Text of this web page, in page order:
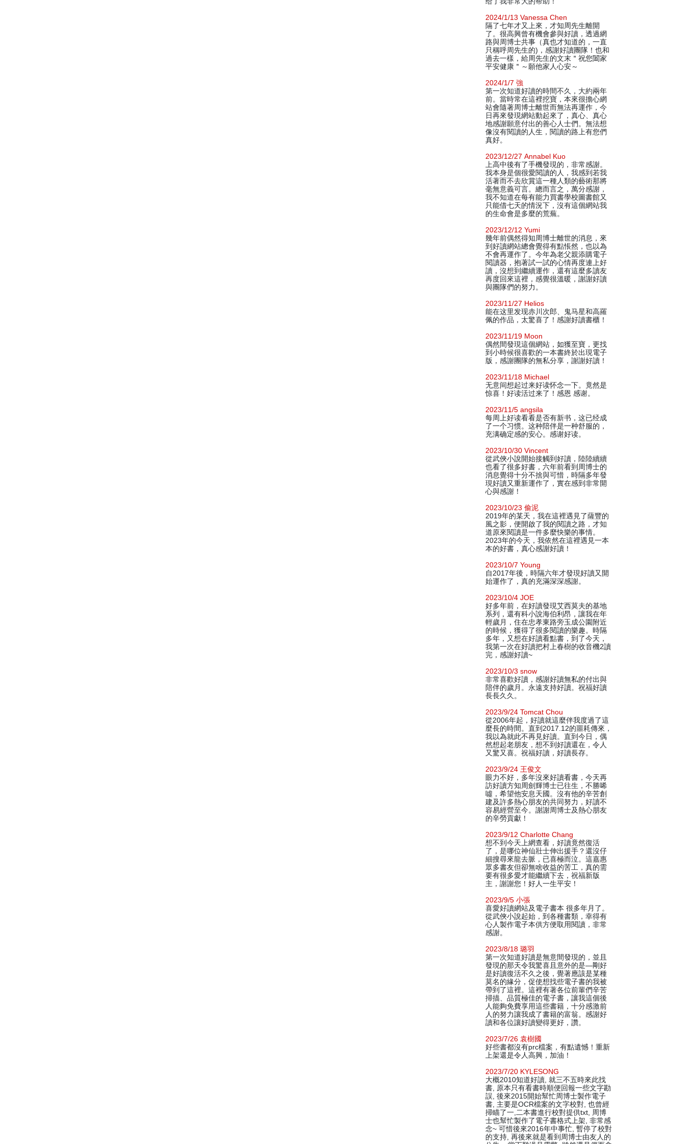
2024/1/13 Vanessa Chen
隔了七年才又上來，才知周先生離開
了。很高興曾有機會參與好讀，透過網
路與周博士共事（真也才知道的，一直
只稱呼周先生的)，感謝好讀團隊！也和
過去一樣，給周先生的文末＂祝您闔家
平安健康＂～願他家人心安～
2024/1/7 強
第一次知道好讀的時間不久，大約兩年
前。當時常在這裡挖寶，本來很擔心網
站會隨著周博士離世而無法再運作，今
日再來發現網站動起來了，真心、真心
地感謝願意付出的善心人士們。無法想
像沒有閱讀的人生，閱讀的路上有您們
真好。
2023/12/27 Annabel Kuo
上高中後有了手機發現的，非常感謝。
我本身是個很愛閱讀的人，我感到若我
活著而不去欣賞這一種人類的藝術那將
毫無意義可言。總而言之，萬分感謝，
我不知道在每有能力買書學校圖書館又
只能借七天的情況下，沒有這個網站我
的生命會是多麼的荒蕪。
2023/12/12 Yumi
幾年前偶然得知周博士離世的消息，來
到好讀網站總會覺得有點悵然，也以為
不會再運作了。今年為老父親添購電子
閱讀器，抱著試一試的心情再度連上好
讀，沒想到繼續運作，還有這麼多讀友
再度回來這裡，感覺很溫暖，謝謝好讀
與團隊們的努力。
2023/11/27 Helios
能在这里发现赤川次郎、鬼马星和高羅
佩的作品，太驚喜了！感謝好讀書櫃！
2023/11/19 Moon
偶然間發現這個網站，如獲至寶，更找
到小時候很喜歡的一本書終於出現電子
版，感謝團隊的無私分享，謝謝好讀！
2023/11/18 Michael
无意间想起过来好读怀念一下。竟然是
惊喜！好读活过来了！感恩 感谢。
2023/11/5 angsila
每周上好读看看是否有新书，这已经成
了一个习惯。这种陪伴是一种舒服的，
充满确定感的安心。感谢好读。
2023/10/30 Vincent
從武俠小說開始接觸到好讀，陸陸續續
也看了很多好書，六年前看到周博士的
消息覺得十分不捨與可惜，時隔多年發
現好讀又重新運作了，實在感到非常開
心與感謝！
2023/10/23 偷泥
2019年的某天，我在這裡遇見了薩豐的
風之影，便開啟了我的閱讀之路，才知
道原來閱讀是一件多麼快樂的事情。
2023年的今天，我依然在這裡遇見一本
本的好書，真心感謝好讀！
2023/10/7 Young
自2017年後，時隔六年才發現好讀又開
始運作了，真的充滿深深感謝。
2023/10/4 JOE
好多年前，在好讀發現艾西莫夫的基地
系列，還有科小說海伯利昂，讓我在年
輕歲月，住在忠孝東路旁玉成公園附近
的時候，獲得了很多閱讀的樂趣。時隔
多年，又想在好讀看點書，到了今天，
我第一次在好讀把村上春樹的收音機2讀
完，感謝好讀~
2023/10/3 snow
非常喜歡好讀，感謝好讀無私的付出與
陪伴的歲月。永遠支持好讀。祝福好讀
長長久久。
2023/9/24 Tomcat Chou
從2006年起，好讀就這麼伴我度過了這
麼長的時間。直到2017.12的噩耗傳來，
我以為就此不再見好讀。直到今日，偶
然想起老朋友，想不到好讀還在，令人
又驚又喜。祝福好讀，好讀長存。
2023/9/24 王俊文
眼力不好，多年沒來好讀看書，今天再
訪好讀方知周劍輝博士已往生，不勝唏
噓，希望他安息天國。沒有他的辛苦創
建及許多熱心朋友的共同努力，好讀不
容易經營至今。謝謝周博士及熱心朋友
的辛勞貢獻！
2023/9/12 Charlotte Chang
想不到今天上網查看，好讀竟然復活
了，是哪位神仙壯士伸出援手？還沒仔
細搜尋來龍去脈，已喜極而泣。這嘉惠
眾多書友但卻無啥收益的苦工，真的需
要有很多愛才能繼續下去，祝福新版
主，謝謝您！好人一生平安！
2023/9/5 小張
喜愛好讀網站及電子書本 很多年月了。
從武俠小說起始，到各種書類，幸得有
心人製作電子本供方便取用閱讀，非常
感謝。
2023/8/18 璐羽
第一次知道好讀是無意間發現的，並且
發現的那天令我驚喜且意外的是—剛好
是好讀復活不久之後，覺著應該是某種
莫名的緣分，促使想找些電子書的我被
帶到了這裡。這裡有著各位前輩們辛苦
掃描、品質極佳的電子書，讓我這個後
人能夠免費享用這些書籍，十分感激前
人的努力讓我成了書籍的富翁。感謝好
讀和各位讓好讀變得更好，讚。
2023/7/26 袁樹國
好些書都沒有prc檔案，有點遺憾！重新
上架還是令人高興，加油！
2023/7/20 KYLESONG
大概2010知道好讀, 就三不五時來此找
書, 原本只有看書時順便回報一些文字勘
誤, 後來2015開始幫忙周博士製作電子
書, 主要是OCR檔案的文字校對, 也曾經
掃瞄了一,二本書進行校對提供txt, 周博
士也幫忙製作了電子書格式上架, 非常感
念~ 可惜後來2016年中事忙, 暫停了校對
的支持, 再後來就是看到周博士由友人的